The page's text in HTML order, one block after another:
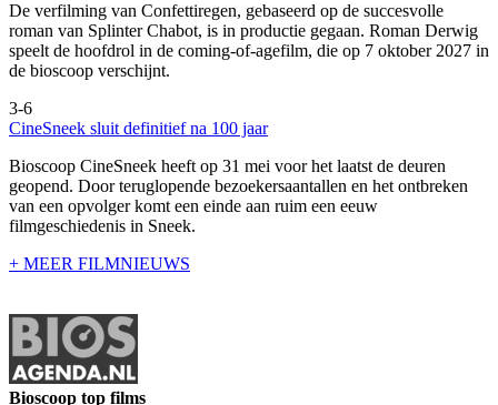
De verfilming van Confettiregen, gebaseerd op de succesvolle
roman van Splinter Chabot, is in productie gegaan. Roman Derwig
speelt de hoofdrol in de coming-of-agefilm, die op 7 oktober 2027 in
de bioscoop verschijnt.
3-6
CineSneek sluit definitief na 100 jaar
Bioscoop CineSneek heeft op 31 mei voor het laatst de deuren
geopend. Door teruglopende bezoekersaantallen en het ontbreken
van een opvolger komt een einde aan ruim een eeuw
filmgeschiedenis in Sneek.
+ MEER FILMNIEUWS
Bioscoop top films